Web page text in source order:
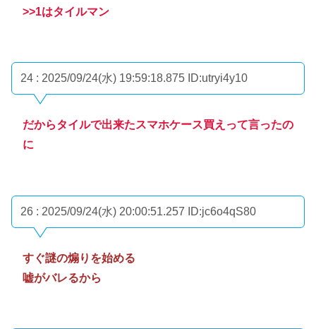
>>1はタイルマン
24 : 2025/09/24(水) 19:59:18.875 ID:utryi4y10
だからタイルで出来たスマホケース買えって言ったの
に
26 : 2025/09/24(水) 20:00:51.257 ID:jc6o4qS80
すぐ謎の煽りを始める
嘘がバレるから